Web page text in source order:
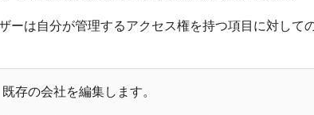
ーは自分が管理するアクセス権を持つ項目に対して
存の会社を編集します。